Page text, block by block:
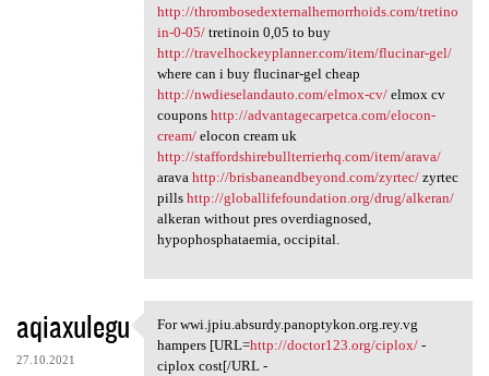
http://thrombosedexternalhemorrhoids.com/tretino
in-0-05/tretinoin 0,05 to buy
http://travelhockeyplanner.com/item/flucinar-gel/
where can i buy flucinar-gel cheap
http://nwdieselandauto.com/elmox-cv/elmox cv
coupons http://advantagecarpetca.com/elocon-
cream/elocon cream uk
http://staffordshirebullterrierhq.com/item/arava/
arava http://brisbaneandbeyond.com/zyrtec/zyrtec
pills http://globallifefoundation.org/drug/alkeran/
alkeran without pres overdiagnosed,
hypophosphataemia, occipital.
aqiaxulegu
27.10.2021
For wwi.jpiu.absurdy
For wwi.jpiu.absurdy.panoptykon.org.rey.vg
hampers [URL=http://doctor123.org/ciplox/-
ciplox cost[/URL -